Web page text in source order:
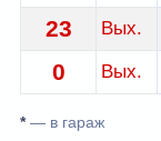
23 Вых.
0 Вых.
*— в гараж